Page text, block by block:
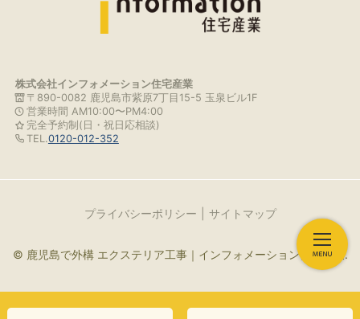
株式会社インフォメーション住宅産業
〒890-0082 鹿児島市紫原7丁目15-5 玉泉ビル1F
営業時間 AM10:00〜PM4:00
完全予約制(日・祝日応相談)
TEL.0120-012-352
プライバシーポリシー サイトマップ
© 鹿児島で外構 エクステリア工事｜インフォメーション住宅産業.